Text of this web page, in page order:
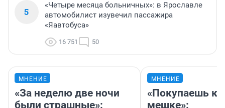
5
«Четыре месяца больничных»: в Ярославле
автомобилист изувечил пассажира
«Яавтобуса»
16 751 50
МНЕНИЕ
«За неделю две ночи
были страшные»:
МНЕНИЕ
«Покупаешь
мешке»: